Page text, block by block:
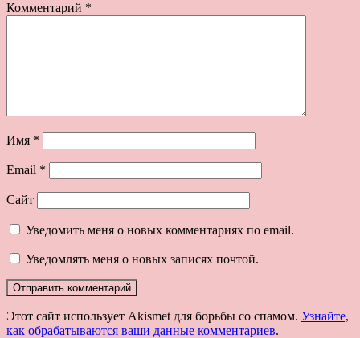
Комментарий *
Имя *
Email *
Сайт
Уведомить меня о новых комментариях по email.
Уведомлять меня о новых записях почтой.
Этот сайт использует Akismet для борьбы со спамом. Узнайте,
как обрабатываются ваши данные комментариев.